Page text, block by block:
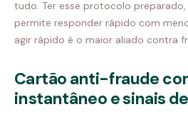
tudo. Ter esse protocolo
permite responder rápido com
agir rápido é o maior aliado contra
Cartão anti-fraude
instantâneo e sinais